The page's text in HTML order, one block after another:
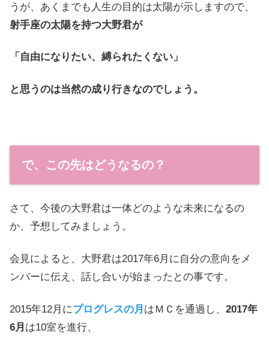
うが、あくまでも人生の目的は太陽が示しますので、
射手座の太陽を持つ大野君が
「自由になりたい、縛られたくない」
と思うのは当然の成り行きなのでしょう。
で、この先はどうなるの？
さて、今後の大野君は一体どのような未来になるの
か、予想してみましょう。
会見によると、大野君は2017年6月に自分の意向をメ
ンバーに伝え、話し合いが始まったとの事です。
2015年12月にプログレスの月 はＭＣを通過し、 2017年
6月 は10室を進行、